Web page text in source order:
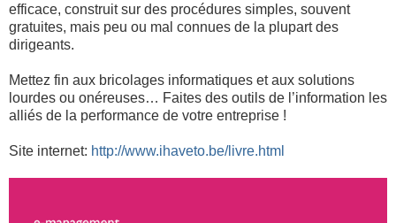
efficace, construit sur des procédures simples, souvent
gratuites, mais peu ou mal connues de la plupart des
dirigeants.
Mettez fin aux bricolages informatiques et aux solutions
lourdes ou onéreuses… Faites des outils de l’information les
alliés de la performance de votre entreprise !
Site internet: http://www.ihaveto.be/livre.html